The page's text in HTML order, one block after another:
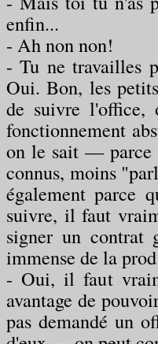
enfin...
- Ah non non!
- Tu ne travailles
Oui. Bon, les
de suivre l'office,
fonctionnement
on le sait — parce
connus, moins
également parce
suivre, il faut
signer un contrat
immense de la prod
- Oui, il faut
avantage de
pas demandé un